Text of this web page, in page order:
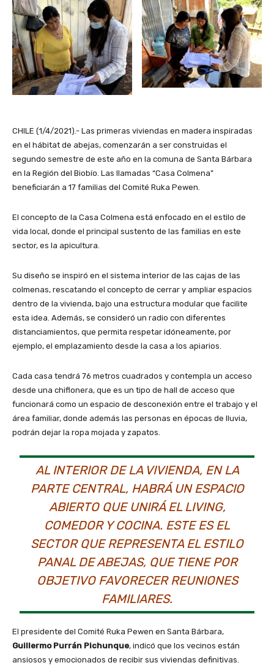
CHILE (1/4/2021).- Las primeras viviendas en madera inspiradas
en el hábitat de abejas, comenzarán a ser construidas el
segundo semestre de este año en la comuna de Santa Bárbara
en la Región del Biobío. Las llamadas “Casa Colmena”
beneficiarán a 17 familias del Comité Ruka Pewen.
El concepto de la Casa Colmena está enfocado en el estilo de
vida local, donde el principal sustento de las familias en este
sector, es la apicultura.
Su diseño se inspiró en el sistema interior de las cajas de las
colmenas, rescatando el concepto de cerrar y ampliar espacios
dentro de la vivienda, bajo una estructura modular que facilite
esta idea. Además, se consideró un radio con diferentes
distanciamientos, que permita respetar idóneamente, por
ejemplo, el emplazamiento desde la casa a los apiarios.
Cada casa tendrá 76 metros cuadrados y contempla un acceso
desde una chiflonera, que es un tipo de hall de acceso que
funcionará como un espacio de desconexión entre el trabajo y el
área familiar, donde además las personas en épocas de lluvia,
podrán dejar la ropa mojada y zapatos.
AL INTERIOR DE LA VIVIENDA, EN LA
PARTE CENTRAL, HABRÁ UN ESPACIO
ABIERTO QUE UNIRÁ EL LIVING,
COMEDOR Y COCINA. ESTE ES EL
SECTOR QUE REPRESENTA EL ESTILO
PANAL DE ABEJAS, QUE TIENE POR
OBJETIVO FAVORECER REUNIONES
FAMILIARES.
El presidente del Comité Ruka Pewen en Santa Bárbara,
Guillermo Purrán Pichunque, indicó que los vecinos están
ansiosos y emocionados de recibir sus viviendas definitivas.